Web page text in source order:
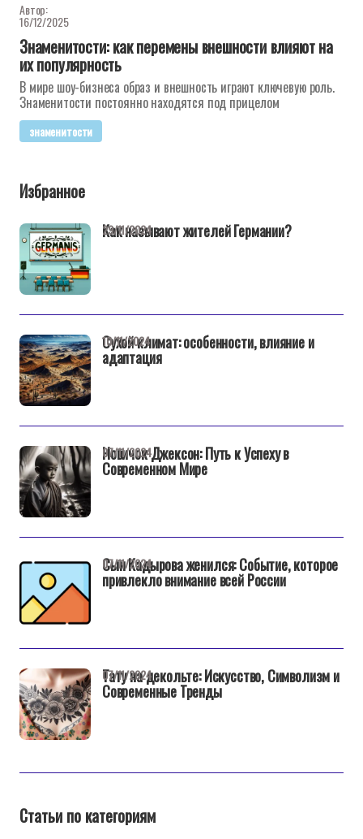
Автор:
16/12/2025
Знаменитости: как перемены внешности влияют на
их популярность
В мире шоу-бизнеса образ и внешность играют ключевую роль.
Знаменитости постоянно находятся под прицелом
знаменитости
Избранное
Как называют жителей Германии?
29/11/2024
Сухой климат: особенности, влияние и
адаптация
10/11/2024
Новичок Джексон: Путь к Успеху в
Современном Мире
07/11/2024
Сын Кадырова женился: Событие, которое
привлекло внимание всей России
07/11/2024
Тату на декольте: Искусство, Символизм и
Современные Тренды
07/11/2024
Статьи по категориям